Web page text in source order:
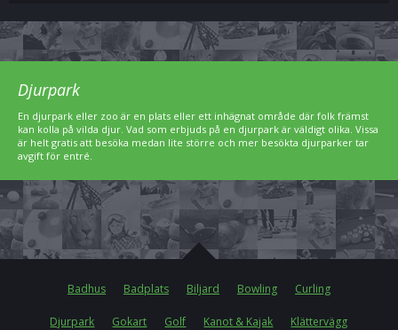
Djurpark
En djurpark eller zoo är en plats eller ett inhägnat område där folk främst
kan kolla på vilda djur. Vad som erbjuds på en djurpark är väldigt olika. Vissa
är helt gratis att besöka medan lite större och mer besökta djurparker tar
avgift för entré.
Badhus Badplats Biljard Bowling Curling
Djurpark Gokart Golf Kanot & Kajak Klättervägg